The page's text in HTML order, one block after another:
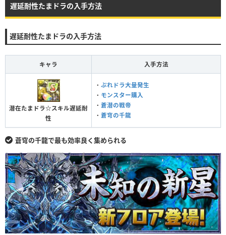
遅延耐性たまドラの入手方法
遅延耐性たまドラの入手方法
キャラ 入手方法
潜在たまドラ☆スキル遅延耐
性
・ ぷれドラ大量発生
・ モンスター購入
・ 蒼潜の戦帝
・ 蒼穹の千龍
蒼穹の千龍で最も効率良く集められる